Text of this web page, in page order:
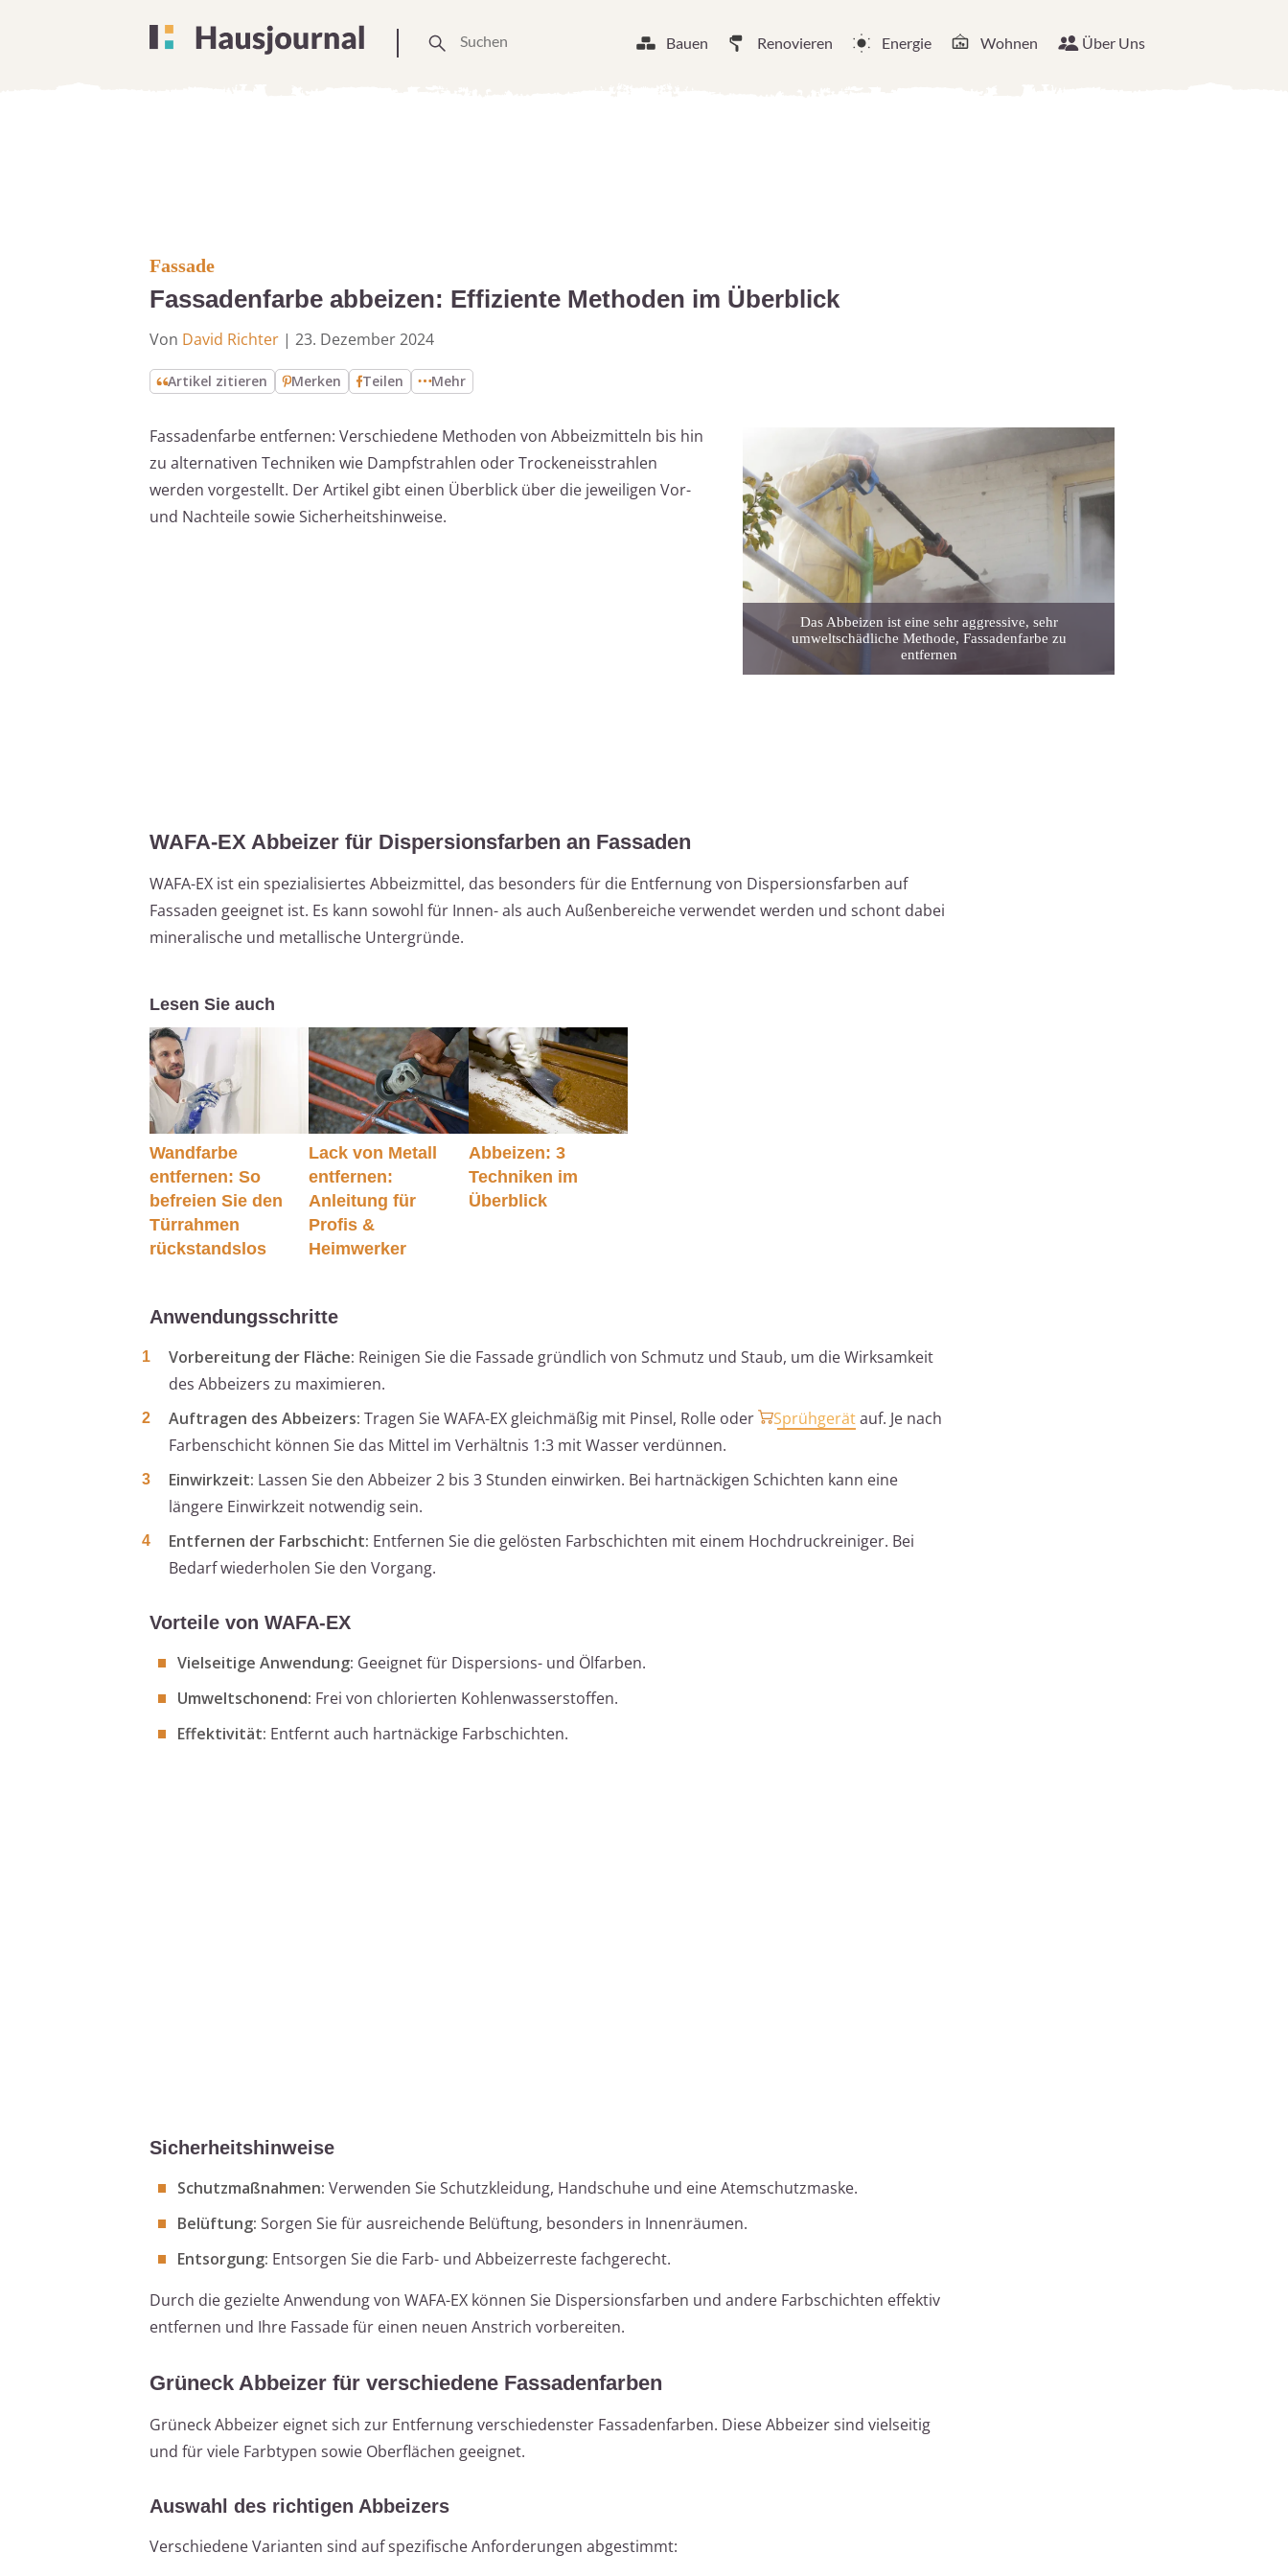
Bauen Renovieren Energie Wohnen Über Uns
Fassade
Fassadenfarbe abbeizen: Effiziente Methoden im Überblick
Von David Richter | 23. Dezember 2024
Artikel zitieren Merken Teilen Mehr
Fassadenfarbe entfernen: Verschiedene Methoden von Abbeizmitteln bis hin
zu alternativen Techniken wie Dampfstrahlen oder Trockeneisstrahlen
werden vorgestellt. Der Artikel gibt einen Überblick über die jeweiligen Vor-
und Nachteile sowie Sicherheitshinweise.
Das Abbeizen ist eine sehr aggressive, sehr
umweltschädliche Methode, Fassadenfarbe zu
entfernen
WAFA-EX Abbeizer für Dispersionsfarben an Fassaden
WAFA-EX ist ein spezialisiertes Abbeizmittel, das besonders für die Entfernung von Dispersionsfarben auf
Fassaden geeignet ist. Es kann sowohl für Innen- als auch Außenbereiche verwendet werden und schont dabei
mineralische und metallische Untergründe.
Lesen Sie auch
Wandfarbe
entfernen: So
befreien Sie den
Türrahmen
rückstandslos
Lack von Metall
entfernen:
Anleitung für
Profis &
Heimwerker
Abbeizen: 3
Techniken im
Überblick
Anwendungsschritte
Vorbereitung der Fläche: Reinigen Sie die Fassade gründlich von Schmutz und Staub, um die Wirksamkeit
des Abbeizers zu maximieren.
Auftragen des Abbeizers: Tragen Sie WAFA-EX gleichmäßig mit Pinsel, Rolle oder Sprühgerätauf. Je nach
Farbenschicht können Sie das Mittel im Verhältnis 1:3 mit Wasser verdünnen.
Einwirkzeit: Lassen Sie den Abbeizer 2 bis 3 Stunden einwirken. Bei hartnäckigen Schichten kann eine
längere Einwirkzeit notwendig sein.
Entfernen der Farbschicht: Entfernen Sie die gelösten Farbschichten mit einem Hochdruckreiniger. Bei
Bedarf wiederholen Sie den Vorgang.
Vorteile von WAFA-EX
Vielseitige Anwendung: Geeignet für Dispersions- und Ölfarben.
Umweltschonend: Frei von chlorierten Kohlenwasserstoffen.
Effektivität: Entfernt auch hartnäckige Farbschichten.
Sicherheitshinweise
Schutzmaßnahmen: Verwenden Sie Schutzkleidung, Handschuhe und eine Atemschutzmaske.
Belüftung: Sorgen Sie für ausreichende Belüftung, besonders in Innenräumen.
Entsorgung: Entsorgen Sie die Farb- und Abbeizerreste fachgerecht.
Durch die gezielte Anwendung von WAFA-EX können Sie Dispersionsfarben und andere Farbschichten effektiv
entfernen und Ihre Fassade für einen neuen Anstrich vorbereiten.
Grüneck Abbeizer für verschiedene Fassadenfarben
Grüneck Abbeizer eignet sich zur Entfernung verschiedenster Fassadenfarben. Diese Abbeizer sind vielseitig
und für viele Farbtypen sowie Oberflächen geeignet.
Auswahl des richtigen Abbeizers
Verschiedene Varianten sind auf spezifische Anforderungen abgestimmt: